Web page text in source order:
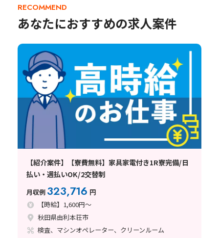
RECOMMEND
あなたにおすすめの求人案件
【紹介案件】【寮費無料】家具家電付き1R寮完備/日
払い・週払いOK/2交替制
月収例 323,716 円
【時給】1,600円～
秋田県由利本荘市
検査、マシンオペレーター、クリーンルーム